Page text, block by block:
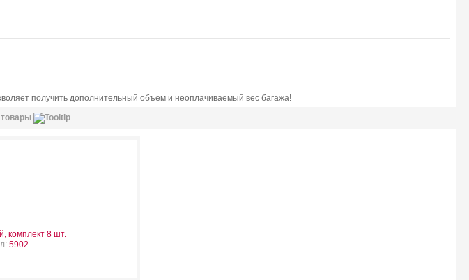
получить дополнительный объем и неоплачиваемый вес багажа!
комплект 8 шт.
5902